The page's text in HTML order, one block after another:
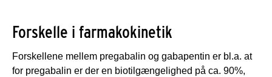
Forskelle i farmakokinetik
Forskellene mellem pregabalin og gabapentin er bl.a. at
for pregabalin er der en biotilgængelighed på ca. 90%,